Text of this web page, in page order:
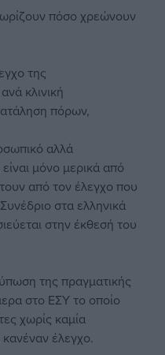
πόσο χρεώνουν
της
κλινική
πόρων,
αλλά
μόνο μερικά από
από τον έλεγχο που
στα ελληνικά
στην έκθεσή του
της πραγματικής
στο ΕΣΥ το οποίο
χωρίς καμία
έλεγχο.